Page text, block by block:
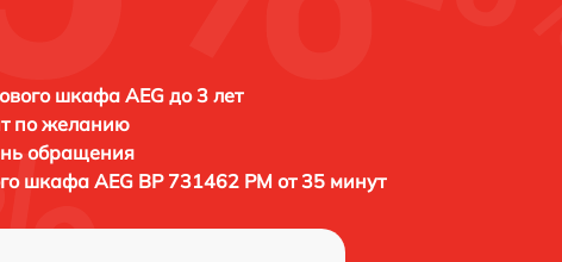
шкафа AEG до 3 лет
по желанию
обращения
шкафа AEG BP 731462 PM от 35 минут